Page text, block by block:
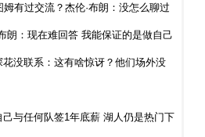
有过交流？杰伦·布朗：没怎么聊过
朗：现在难回答 我能保证的是做自己
没联系：这有啥惊讶？他们场外没
与任何队签1年底薪 湖人仍是热门下